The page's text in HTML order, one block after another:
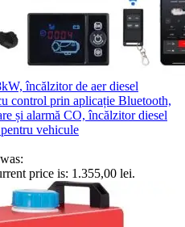
încălzitor de aer diesel
control prin aplicație Bluetooth,
și alarmă CO, încălzitor diesel
vehicule
price is: 1.355,00 lei.